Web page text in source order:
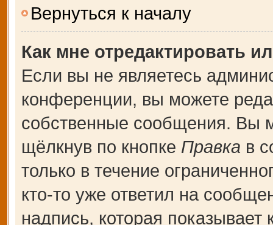
Вернуться к началу
Как мне отредактировать
Если вы не являетесь
конференции, вы можете
собственные сообщения. Вы
щёлкнув по кнопке Правка в
только в течение
кто-то уже ответил на
надпись, которая показывает